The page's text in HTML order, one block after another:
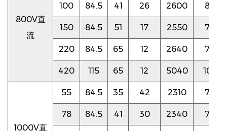
800V直
流
100 84.5 41 26 2600 80
150 84.5 51 17 2550 75
220 84.5 65 12 2640 75
420 115 65 12 5040 105
1000V直
55 84.5 35 42 2310 75
78 84.5 41 30 2340 75